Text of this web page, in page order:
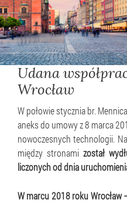
Udana
Wrocław
W połowie stycznia br.
aneks do umowy z 8 marca
nowoczesnych technologii.
między stronami został
liczonych od dnia
W marcu 2018 roku